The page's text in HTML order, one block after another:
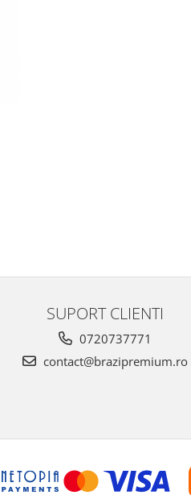
SUPORT CLIENTI
0720737771
contact@brazipremium.ro